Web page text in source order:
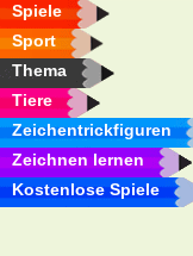
Spiele
Sport
Thema
Tiere
Zeichentrickfiguren
Zeichnen lernen
Kostenlose Spiele